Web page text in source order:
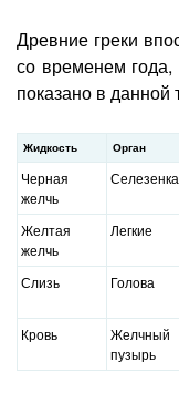
Древние греки
со временем года,
показано в данной
Жидкость Орган
Черная
желчь
Селезенка
Желтая
желчь
Легкие
Слизь Голова
Кровь
Желчный
пузырь